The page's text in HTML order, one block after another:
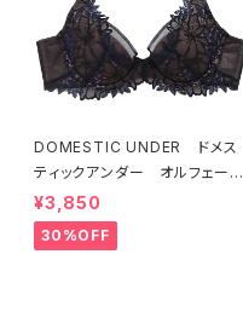
DOMESTIC UNDER ドメス
ティックアンダー オルフェーヴ
ル ブラジャー（ブラック）D225
4 送料無料
¥3,850
30%OFF